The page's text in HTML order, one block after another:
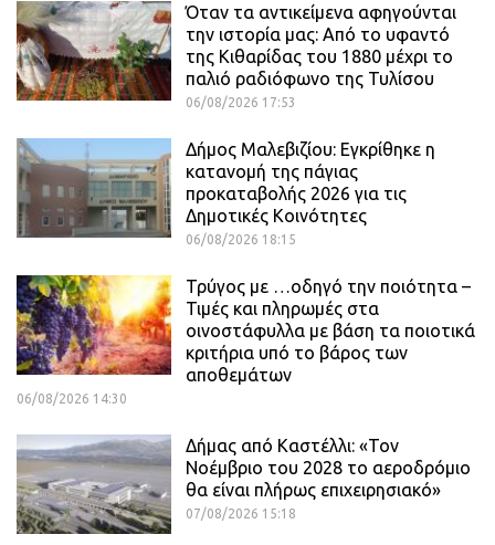
Όταν τα αντικείμενα αφηγούνται
την ιστορία μας: Από το υφαντό
της Κιθαρίδας του 1880 μέχρι το
παλιό ραδιόφωνο της Τυλίσου
06/08/2026 17:53
Δήμος Μαλεβιζίου: Εγκρίθηκε η
κατανομή της πάγιας
προκαταβολής 2026 για τις
Δημοτικές Κοινότητες
06/08/2026 18:15
Τρύγος με …οδηγό την ποιότητα –
Τιμές και πληρωμές στα
οινοστάφυλλα με βάση τα ποιοτικά
κριτήρια υπό το βάρος των
αποθεμάτων
06/08/2026 14:30
Δήμας από Καστέλλι: «Τον
Νοέμβριο του 2028 το αεροδρόμιο
θα είναι πλήρως επιχειρησιακό»
07/08/2026 15:18